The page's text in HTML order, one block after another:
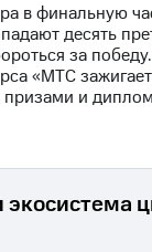
в финальную
десять
за
«МТС
и
экосистема